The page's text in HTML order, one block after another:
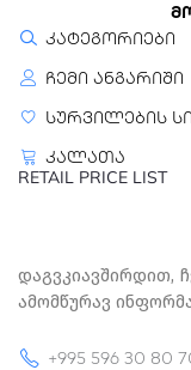
კატეგორიები
ჩემი ანგარიში
სურვილების
კალათა
RETAIL PRICE LIST
Დაგვკიავშირდით,
Ამომწურავ
+995 596 30 80